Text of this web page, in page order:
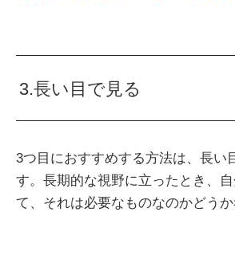
3.長い目で見る
3つ目におすすめする方法は、長い
す。長期的な視野に立ったとき、
て、それは必要なものなのかどうか